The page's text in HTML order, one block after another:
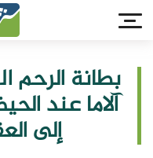
بطانة
آلاما عند
إلى